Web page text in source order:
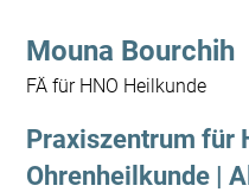
Mouna Bourchih
FÄ für HNO Heilkunde
Praxiszentrum für
Ohrenheilkunde |